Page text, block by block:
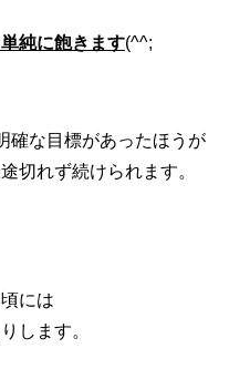
純に飽きます(^^;
確な目標があったほうが
切れず続けられます。
には
します。